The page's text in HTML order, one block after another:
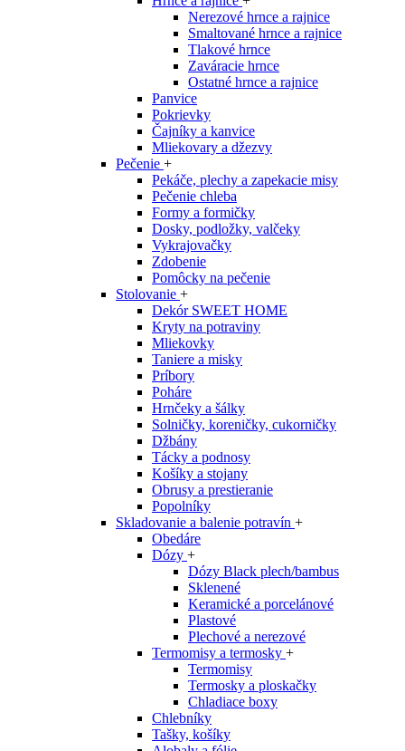
Nerezové hrnce a rajnice
Smaltované hrnce a rajnice
Tlakové hrnce
Zaváracie hrnce
Ostatné hrnce a rajnice
Panvice
Pokrievky
Čajníky a kanvice
Mliekovary a džezvy
Pečenie +
Pekáče, plechy a zapekacie misy
Pečenie chleba
Formy a formičky
Dosky, podložky, valčeky
Vykrajovačky
Zdobenie
Pomôcky na pečenie
Stolovanie +
Dekór SWEET HOME
Kryty na potraviny
Mliekovky
Taniere a misky
Príbory
Poháre
Hrnčeky a šálky
Solničky, koreničky, cukorničky
Džbány
Tácky a podnosy
Košíky a stojany
Obrusy a prestieranie
Popolníky
Skladovanie a balenie potravín +
Obedáre
Dózy +
Dózy Black plech/bambus
Sklenené
Keramické a porcelánové
Plastové
Plechové a nerezové
Termomisy a termosky +
Termomisy
Termosky a ploskačky
Chladiace boxy
Chlebníky
Tašky, košíky